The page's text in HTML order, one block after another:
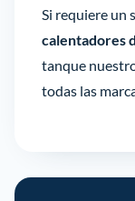
Si requiere un
calentadores
tanque
todas las